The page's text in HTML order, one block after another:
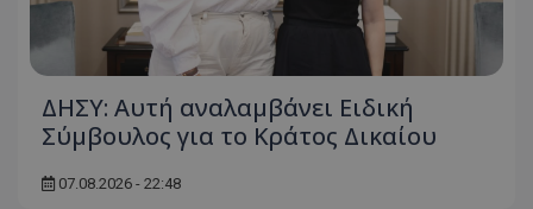
ΔΗΣΥ: Αυτή αναλαμβάνει Ειδική
Σύμβουλος για το Κράτος Δικαίου
07.08.2026 - 22:48